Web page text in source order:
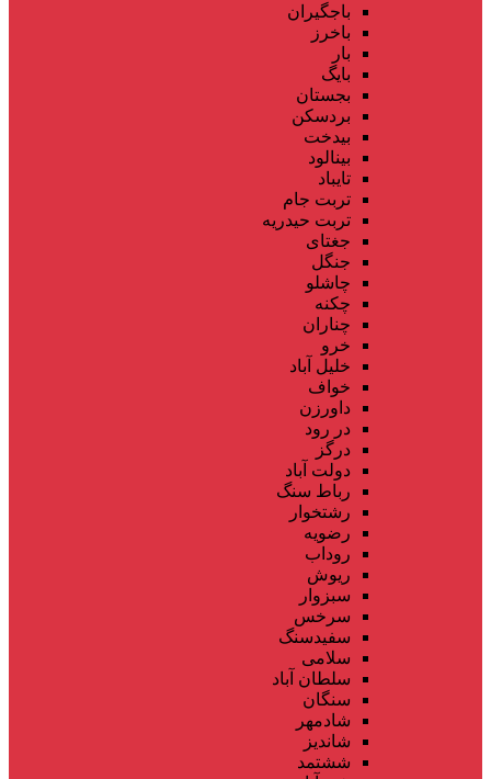
باجگیران
باخرز
بار
بایگ
بجستان
بردسکن
بیدخت
بینالود
تایباد
تربت جام
تربت حیدریه
جغتای
جنگل
چاشلو
چکنه
چناران
خرو
خلیل آباد
خواف
داورزن
در رود
درگز
دولت آباد
رباط سنگ
رشتخوار
رضویه
روداب
ریوش
سبزوار
سرخس
سفیدسنگ
سلامی
سلطان آباد
سنگان
شادمهر
شاندیز
ششتمد